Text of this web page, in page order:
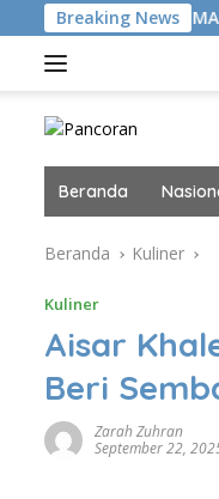
Breaking News
Gelar MAIN 2026,
Beranda
Beranda Kuliner
Kuliner
Aisar
Beri
Zarah Zuhran
September 22,